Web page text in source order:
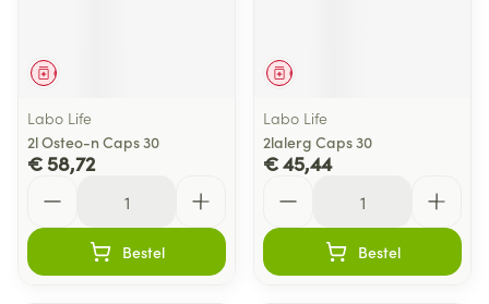
Geneesmiddel
Labo Life
2l Osteo-n Caps 30
€ 58,72
Bestel
Geneesmiddel
Labo Life
2lalerg Caps 30
€ 45,44
Bestel